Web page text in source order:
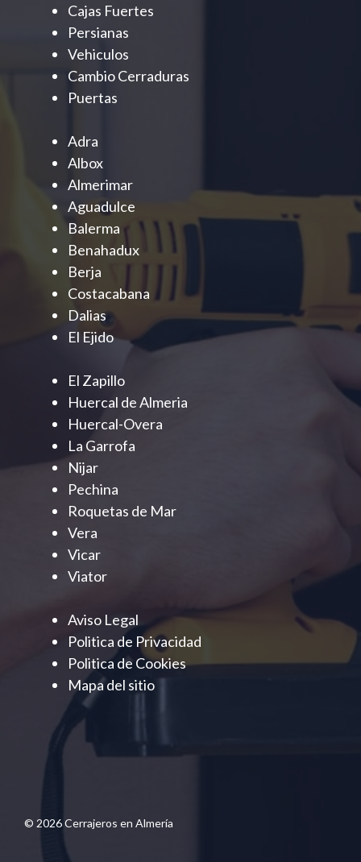
Cajas Fuertes
Persianas
Vehiculos
Cambio Cerraduras
Puertas
Adra
Albox
Almerimar
Aguadulce
Balerma
Benahadux
Berja
Costacabana
Dalias
El Ejido
El Zapillo
Huercal de Almeria
Huercal-Overa
La Garrofa
Nijar
Pechina
Roquetas de Mar
Vera
Vicar
Viator
Aviso Legal
Politica de Privacidad
Politica de Cookies
Mapa del sitio
© 2026 Cerrajeros en Almería